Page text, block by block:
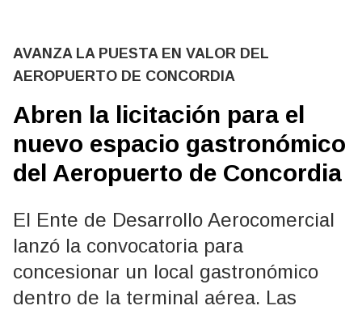
AVANZA LA PUESTA EN VALOR DEL
AEROPUERTO DE CONCORDIA
Abren la licitación para el
nuevo espacio gastronómico
del Aeropuerto de Concordia
El Ente de Desarrollo Aerocomercial
lanzó la convocatoria para
concesionar un local gastronómico
dentro de la terminal aérea. Las